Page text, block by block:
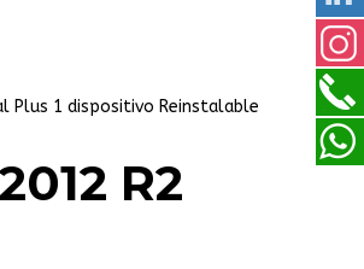
Plus 1 dispositivo Reinstalable
R2